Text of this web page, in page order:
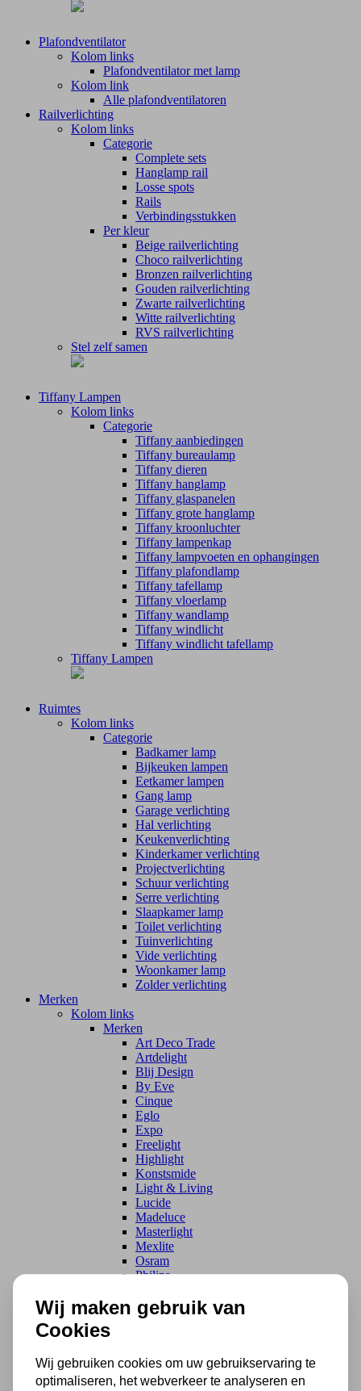
Plafondventilator
Kolom links
Plafondventilator met lamp
Kolom link
Alle plafondventilatoren
Railverlichting
Kolom links
Categorie
Complete sets
Hanglamp rail
Losse spots
Rails
Verbindingsstukken
Per kleur
Beige railverlichting
Choco railverlichting
Bronzen railverlichting
Gouden railverlichting
Zwarte railverlichting
Witte railverlichting
RVS railverlichting
Stel zelf samen
Tiffany Lampen
Kolom links
Categorie
Tiffany aanbiedingen
Tiffany bureaulamp
Tiffany dieren
Tiffany hanglamp
Tiffany glaspanelen
Tiffany grote hanglamp
Tiffany kroonluchter
Tiffany lampenkap
Tiffany lampvoeten en ophangingen
Tiffany plafondlamp
Tiffany tafellamp
Tiffany vloerlamp
Tiffany wandlamp
Tiffany windlicht
Tiffany windlicht tafellamp
Tiffany Lampen
Ruimtes
Kolom links
Categorie
Badkamer lamp
Bijkeuken lampen
Eetkamer lampen
Gang lamp
Garage verlichting
Hal verlichting
Keukenverlichting
Kinderkamer verlichting
Projectverlichting
Schuur verlichting
Serre verlichting
Slaapkamer lamp
Toilet verlichting
Tuinverlichting
Vide verlichting
Woonkamer lamp
Zolder verlichting
Merken
Kolom links
Merken
Art Deco Trade
Artdelight
Blij Design
By Eve
Cinque
Eglo
Expo
Freelight
Highlight
Konstsmide
Light & Living
Lucide
Madeluce
Masterlight
Mexlite
Osram
Philips
Steinhauer
Trio
WF light
Ztahl
Wij maken gebruik van
Cookies
Wij gebruiken cookies om uw gebruikservaring te
optimaliseren, het webverkeer te analyseren en